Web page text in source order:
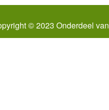
© 2023 Onderdeel van